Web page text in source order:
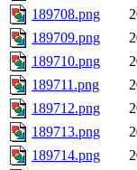
189708.png
189709.png
189710.png
189711.png
189712.png
189713.png
189714.png